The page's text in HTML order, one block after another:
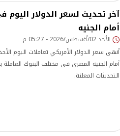
آخر تحديث لسعر الدولار
أمام الجنيه
الأحد 02/أغسطس/2026 - 05:27 م
أمام الجنيه المصري في مختلف البنوك العاملة
التحديثات المعلنة.